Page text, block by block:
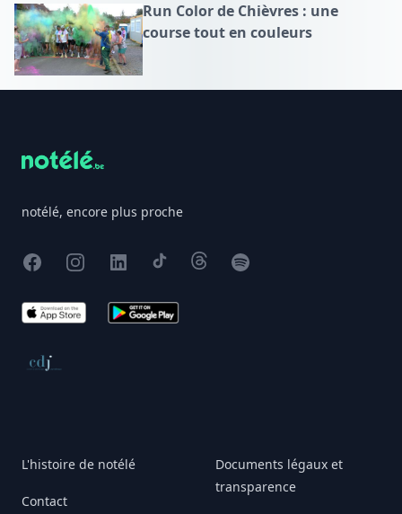
Run Color de Chièvres : une
course tout en couleurs
notélé, encore plus proche
FacebookInstagram
X TikTokThreadsSpotify
App Store Google Play
Conseil de déontologie journalistique
L'histoire de notélé
Contact
Documents légaux et
transparence